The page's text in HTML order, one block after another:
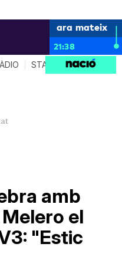
ara mateix
21:38
STAR SYSTEM
amb
el
"Estic